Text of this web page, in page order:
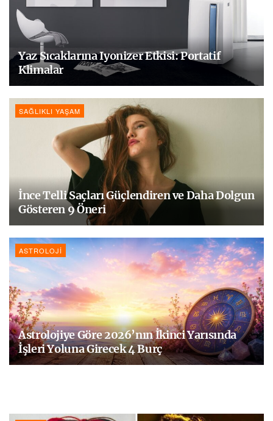
Yaz Sıcaklarına Iyonizer Etkisi: Portatif
Klimalar
SAĞLIKLI YAŞAM
İnce Telli Saçları Güçlendiren ve Daha Dolgun
Gösteren 9 Öneri
ASTROLOJI
Astrolojiye Göre 2026’nın İkinci Yarısında
İşleri Yoluna Girecek 4 Burç